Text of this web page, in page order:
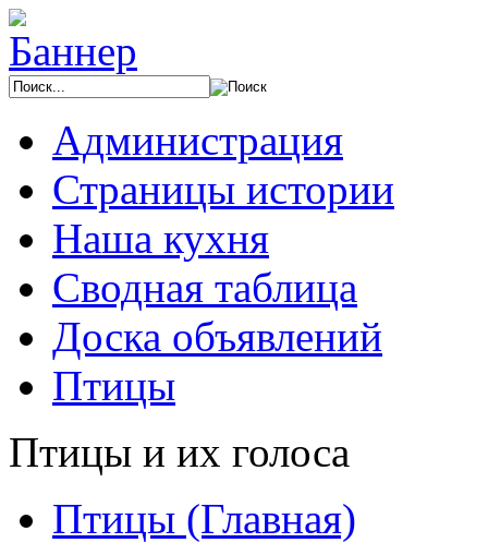
Администрация
Страницы истории
Наша кухня
Сводная таблица
Доска объявлений
Птицы
Птицы и их голоса
Птицы (Главная)